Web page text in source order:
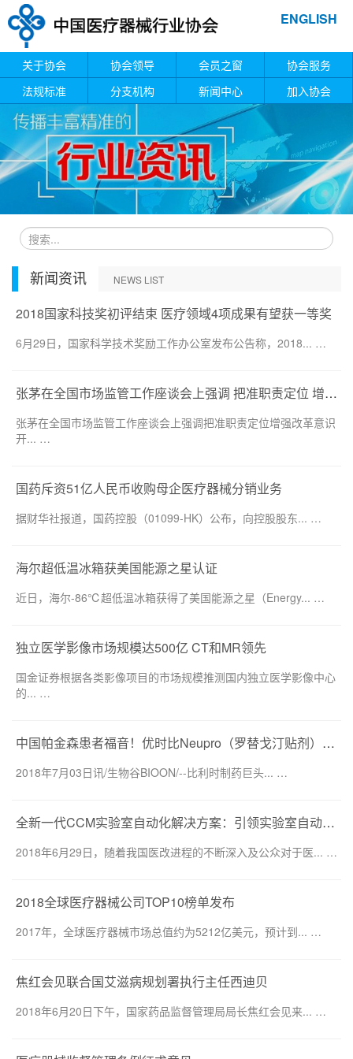
ENGLISH
关于协会 协会领导 会员之窗
协会服务
法规标准
分支机构 新闻中心 加入协会
新闻资讯 NEWS LIST
2018国家科技奖初评结束 医疗领域4项成果有望获一等奖
6月29日，国家科学技术奖励工作办公室发布公告称，2018... …
张茅在全国市场监管工作座谈会上强调 把准职责定位 增强改革意识 开创新时代市场监管工作新局面
张茅在全国市场监管工作座谈会上强调把准职责定位增强改革意识
开... …
国药斥资51亿人民币收购母企医疗器械分销业务
据财华社报道，国药控股（01099-HK）公布，向控股股东... …
海尔超低温冰箱获美国能源之星认证
近日，海尔-86℃超低温冰箱获得了美国能源之星（Energy... …
独立医学影像市场规模达500亿 CT和MR领先
国金证券根据各类影像项目的市场规模推测国内独立医学影像中心
的... …
中国帕金森患者福音！优时比Neupro（罗替戈汀贴剂）获中国批准
2018年7月03日讯/生物谷BIOON/--比利时制药巨头... …
全新一代CCM实验室自动化解决方案：引领实验室自动化发展 提升医院整体医疗水平
2018年6月29日，随着我国医改进程的不断深入及公众对于医... …
2018全球医疗器械公司TOP10榜单发布
2017年，全球医疗器械市场总值约为5212亿美元，预计到... …
焦红会见联合国艾滋病规划署执行主任西迪贝
2018年6月20日下午，国家药品监督管理局局长焦红会见来... …